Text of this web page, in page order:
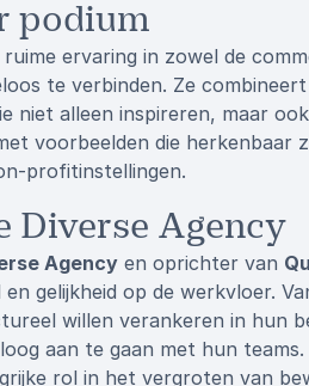
podium
ervaring in zowel de
te verbinden. Ze
niet alleen inspireren, maar
voorbeelden die herkenbaar
profitinstellingen.
Diverse Agency
Agency en oprichter van
gelijkheid op de werkvloer.
willen verankeren in hun
aan te gaan met hun
rol in het vergroten van